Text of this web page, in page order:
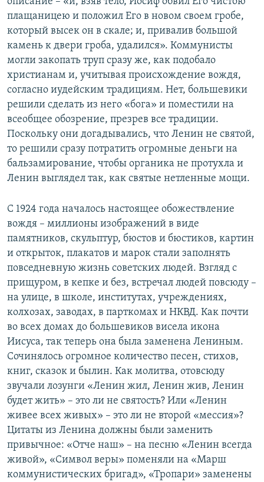
плащаницею и положил Его в новом своем гробе,
который высек он в скале; и, привалив большой
камень к двери гроба, удалился». Коммунисты
могли закопать труп сразу же, как подобало
христианам и, учитывая происхождение вождя,
согласно иудейским традициям. Нет, большевики
решили сделать из него «бога» и поместили на
всеобщее обозрение, презрев все традиции.
Поскольку они догадывались, что Ленин не святой,
то решили сразу потратить огромные деньги на
бальзамирование, чтобы органика не протухла и
Ленин выглядел так, как святые нетленные мощи.
С 1924 года началось настоящее обожествление
вождя – миллионы изображений в виде
памятников, скульптур, бюстов и бюстиков, картин
и открыток, плакатов и марок стали заполнять
повседневную жизнь советских людей. Взгляд с
прищуром, в кепке и без, встречал людей повсюду –
на улице, в школе, институтах, учреждениях,
колхозах, заводах, в парткомах и НКВД. Как почти
во всех домах до большевиков висела икона
Иисуса, так теперь она была заменена Лениным.
Сочинялось огромное количество песен, стихов,
книг, сказок и былин. Как молитва, отовсюду
звучали лозунги «Ленин жил, Ленин жив, Ленин
будет жить» – это ли не святость? Или «Ленин
живее всех живых» – это ли не второй «мессия»?
Цитаты из Ленина должны были заменить
привычное: «Отче наш» – на песню «Ленин всегда
живой», «Символ веры» поменяли на «Марш
коммунистических бригад», «Тропари» заменены